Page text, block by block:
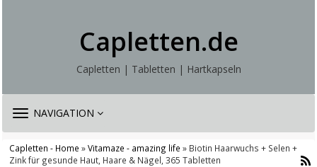
Capletten.de
Capletten | Tabletten | Hartkapseln
TOGGLE
NAVIGATION
Capletten - Home »Vitamaze - amazing life » Biotin Haarwuchs + Selen +
Zink für gesunde Haut, Haare & Nägel, 365 Tabletten